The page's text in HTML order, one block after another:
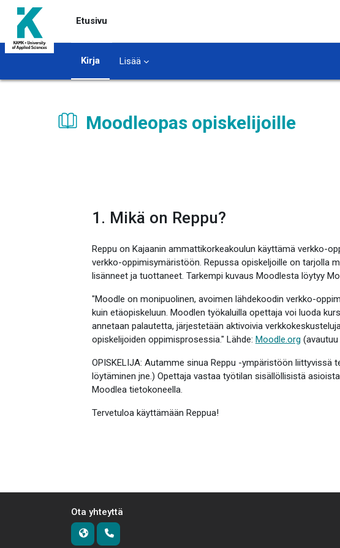
Siirry pääsisältöön
Etusivu
Kirja Lisää
Moodleopas opiskelijoille
1. Mikä on Reppu?
Reppu on Kajaanin ammattikorkeakoulun käyttämä verkko-
verkko-oppimisymäristöön. Repussa opiskeljoille on tarjolla
lisänneet ja tuottaneet. Tarkempi kuvaus Moodlesta löytyy
"Moodle on monipuolinen, avoimen lähdekoodin verkko-
kuin etäopiskeluun. Moodlen työkaluilla opettaja voi luoda
annetaan palautetta, järjestetään aktivoivia
opiskelijoiden oppimisprosessia." Lähde: Moodle.org (avautuu
OPISKELIJA: Autamme sinua Reppu -ympäristöön liittyvissä
löytäminen jne.) Opettaja vastaa työtilan sisällöllisistä
Moodlea tietokoneella.
Tervetuloa käyttämään Reppua!
Ota yhteyttä